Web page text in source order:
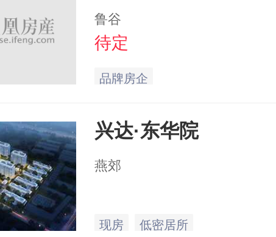
鲁谷
待定
品牌房企
兴达·东华院
燕郊
现房 低密居所